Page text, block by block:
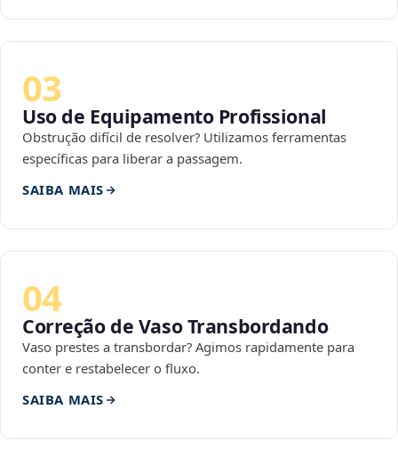
03
Uso de Equipamento Profissional
Obstrução difícil de resolver? Utilizamos ferramentas
específicas para liberar a passagem.
SAIBA MAIS
04
Correção de Vaso Transbordando
Vaso prestes a transbordar? Agimos rapidamente para
conter e restabelecer o fluxo.
SAIBA MAIS